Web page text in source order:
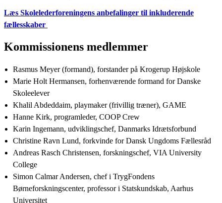
Læs Skolelederforeningens anbefalinger til inkluderende
fællesskaber
Kommissionens medlemmer
Rasmus Meyer (formand), forstander på Krogerup Højskole
Marie Holt Hermansen, forhenværende formand for Danske
Skoleelever
Khalil Abdeddaim, playmaker (frivillig træner), GAME
Hanne Kirk, programleder, COOP Crew
Karin Ingemann, udviklingschef, Danmarks Idrætsforbund
Christine Ravn Lund, forkvinde for Dansk Ungdoms Fællesråd
Andreas Rasch Christensen, forskningschef, VIA University
College
Simon Calmar Andersen, chef i TrygFondens
Børneforskningscenter, professor i Statskundskab, Aarhus
Universitet